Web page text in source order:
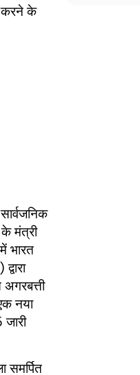
करने के
मंत्री
भारत
नया
समर्पित